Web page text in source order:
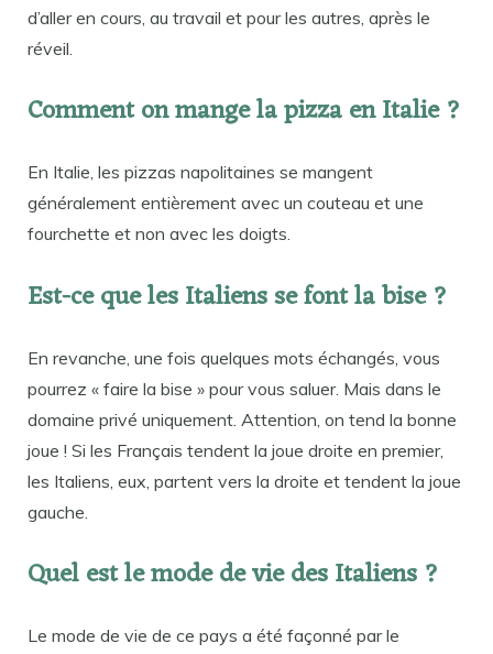
d’aller en cours, au travail et pour les autres, après le
réveil.
Comment on mange la pizza en Italie ?
En Italie, les pizzas napolitaines se mangent
généralement entièrement avec un couteau et une
fourchette et non avec les doigts.
Est-ce que les Italiens se font la bise ?
En revanche, une fois quelques mots échangés, vous
pourrez « faire la bise » pour vous saluer. Mais dans le
domaine privé uniquement. Attention, on tend la bonne
joue ! Si les Français tendent la joue droite en premier,
les Italiens, eux, partent vers la droite et tendent la joue
gauche.
Quel est le mode de vie des Italiens ?
Le mode de vie de ce pays a été façonné par le